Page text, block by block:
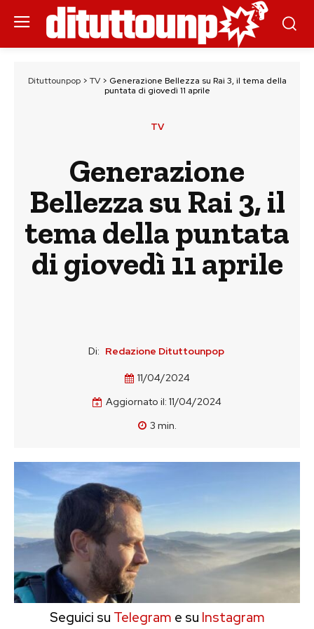
Dituttounpop> TV> Generazione Bellezza su Rai 3, il tema della
puntata di giovedì 11 aprile
TV
Generazione
Bellezza su Rai 3, il
tema della puntata
di giovedì 11 aprile
Di: Redazione Dituttounpop
11/04/2024
Aggiornato il: 11/04/2024
3 min.
Seguici su Telegram e su Instagram